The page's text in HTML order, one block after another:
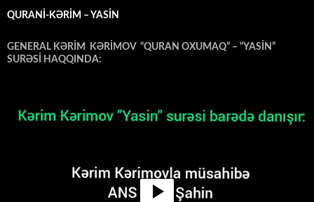
QURANİ-KƏRİM – YASİN
GENERAL KƏRİM KƏRİMOV “QURAN OXUMAQ” – “YASİN”
SURƏSİ HAQQINDA: